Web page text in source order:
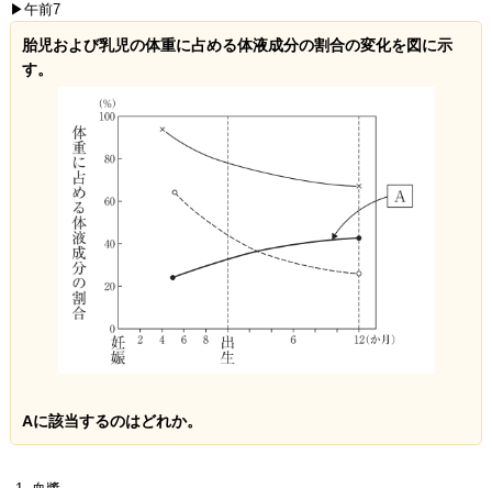
▶午前7
胎児および乳児の体重に占める体液成分の割合の変化を図に示
す。
Aに該当するのはどれか。